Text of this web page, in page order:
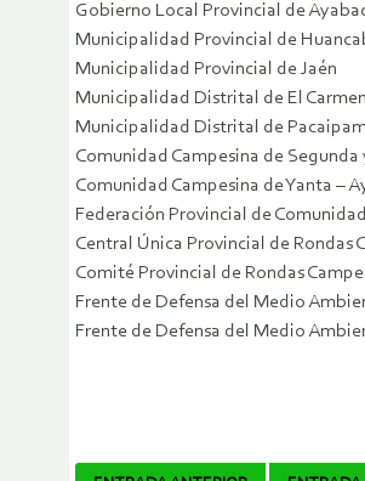
Gobierno Local Provincial de
Municipalidad Provincial de
Municipalidad Provincial de Jaén
Municipalidad Distrital de El
Municipalidad Distrital de
Comunidad Campesina de Segunda
Comunidad Campesina de Yanta –
Federación Provincial de
Central Única Provincial de Rondas
Comité Provincial de Rondas
Frente de Defensa del Medio
Frente de Defensa del Medio